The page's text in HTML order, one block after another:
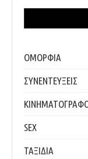
ΟΜΟΡΦΙΑ
ΣΥΝΕΝΤΕΥΞΕΙΣ
SEX
ΤΑΞΙΔΙΑ